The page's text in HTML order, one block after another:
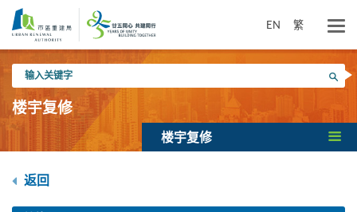
内
EN 繁
入
关
键
搜寻
楼宇复修
楼宇复修
返回